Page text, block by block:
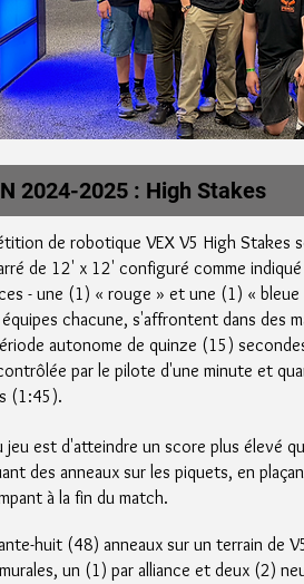
2024-2025 : High Stakes
de robotique VEX V5 High Stakes
de 12' x 12' configuré comme
- une (1) « rouge » et une (1) « bleue
chacune, s'affrontent dans des
autonome de quinze (15)
par le pilote d'une minute et
(1:45).
jeu est d'atteindre un score plus élevé
des anneaux sur les piquets, en
à la fin du match.
huit (48) anneaux sur un terrain de
un (1) par alliance et deux (2)